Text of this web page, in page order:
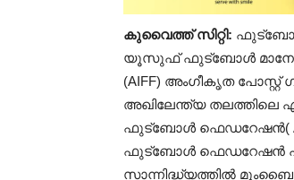
കുവൈത്ത് സിറ്റി: ഫുട്ബോൾ
യൂസുഫ് ഫുട്ബോൾ
(AIFF) അംഗീകൃത
അഖിലേന്ത്യ തലത്തിലെ
ഫുട്ബോൾ ഫെഡറേഷൻ(
ഫുട്ബോൾ ഫെഡറേഷൻ
സാന്നിദ്ധ്യത്തിൽ മുംബൈ